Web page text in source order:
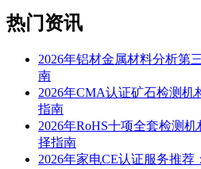
热门资讯
2026年铝材金属材料分析第
南
2026年CMA认证矿石检测
指南
2026年RoHS十项全套检测
择指南
2026年家电CE认证服务推